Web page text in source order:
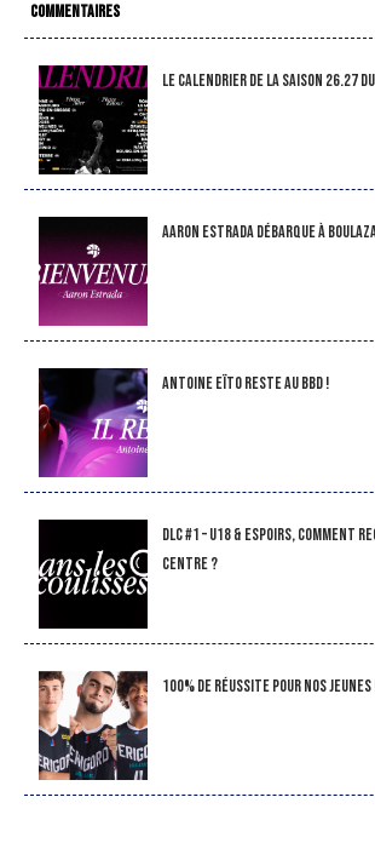
COMMENTAIRES
LE CALENDRIER DE LA SAISON 26.27
Aaron Estrada débarque à
Antoine Eïto reste au BBD !
DLC #1 – U18 & Espoirs,
Centre ?
100% de réussite pour nos jeunes